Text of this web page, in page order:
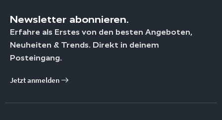
Newsletter abonnieren.
Erfahre als Erstes von den besten Angeboten,
Neuheiten & Trends. Direkt in deinem
Posteingang.
Jetzt anmelden